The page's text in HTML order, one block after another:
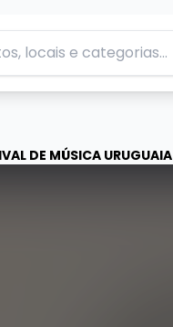
DE MÚSICA URUGUAIA